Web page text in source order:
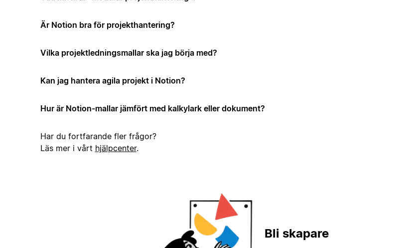
Är Notion bra för projekthantering?
Vilka projektledningsmallar ska jag börja med?
Kan jag hantera agila projekt i Notion?
Hur är Notion-mallar jämfört med kalkylark eller dokument?
Har du fortfarande fler frågor?
Läs mer i vårt hjälpcenter.
Bli skapare